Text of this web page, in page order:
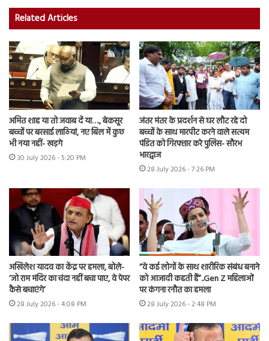
Related Articles
अमित शाह या तो जवाब दें या…., बेकसूर
बच्चों पर बरसाई लाठियां, नए बिल में कुछ
भी नया नहीं- खड़गे
30 July 2026 - 5:20 PM
जंतर मंतर के प्रदर्शन से घर लौट रहे दो
बच्चों के साथ मारपीट करने वाले सत्यम
पंडित को गिरफ्तार करे पुलिस- सौरभ
भारद्वाज
28 July 2026 - 7:26 PM
अखिलेश यादव का केंद्र पर हमला, बोले-
‘जो राम मंदिर का चंदा नहीं बचा पाए, वे पेपर
कैसे बचाएंगे’
28 July 2026 - 4:08 PM
“वे कई लोगों के साथ शारीरिक संबंध बनाने
को आजादी कहती हैं”..Gen Z महिलाओं
पर कंगना रनौत का हमला
28 July 2026 - 2:48 PM